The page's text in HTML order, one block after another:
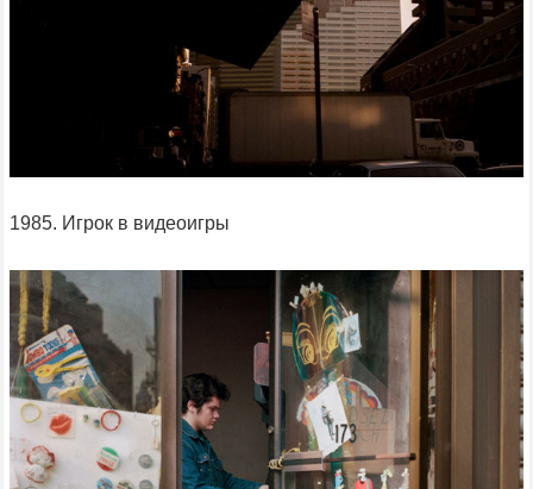
1985. Игрок в видеоигры